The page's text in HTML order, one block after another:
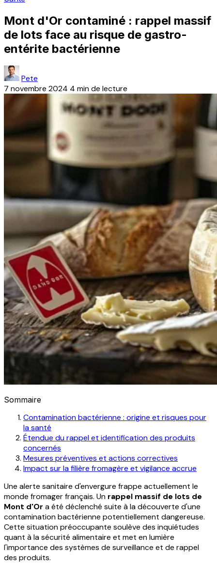
Mont d'Or contaminé : rappel massif
de lots face au risque de gastro-
entérite bactérienne
Pete
7 novembre 2024 4 min de lecture
Sommaire
Contamination bactérienne : origine et risques pour
la santé
Étendue du rappel et identification des produits
concernés
Mesures préventives et actions correctives
Impact sur la filière fromagère et vigilance accrue
Une alerte sanitaire d'envergure frappe actuellement le
monde fromager français. Un rappel massif de lots de
Mont d'Or a été déclenché suite à la découverte d'une
contamination bactérienne potentiellement dangereuse.
Cette situation préoccupante soulève des inquiétudes
quant à la sécurité alimentaire et met en lumière
l'importance des systèmes de surveillance et de rappel
des produits.